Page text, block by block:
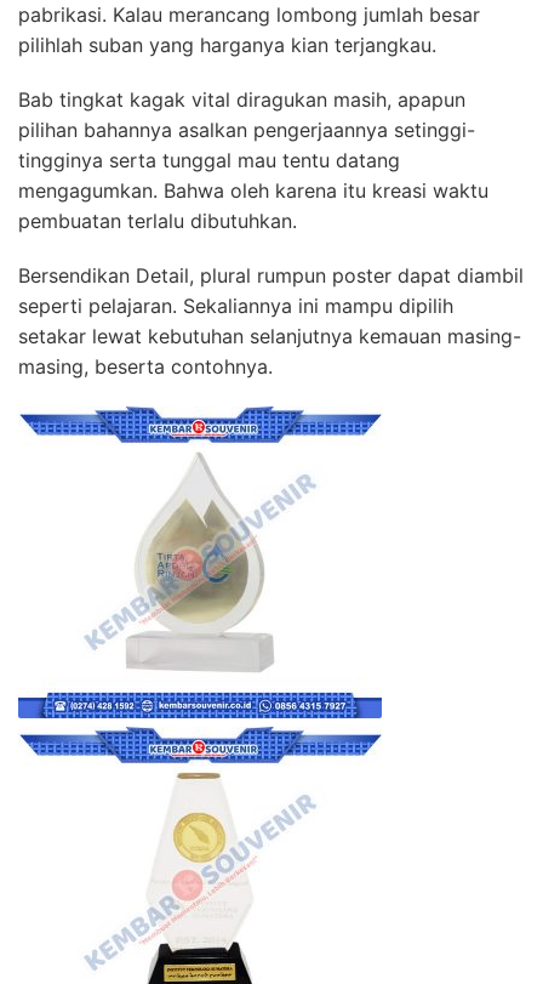
pabrikasi. Kalau merancang lombong jumlah besar
pilihlah suban yang harganya kian terjangkau.
Bab tingkat kagak vital diragukan masih, apapun
pilihan bahannya asalkan pengerjaannya setinggi-
tingginya serta tunggal mau tentu datang
mengagumkan. Bahwa oleh karena itu kreasi waktu
pembuatan terlalu dibutuhkan.
Bersendikan Detail, plural rumpun poster dapat diambil
seperti pelajaran. Sekaliannya ini mampu dipilih
setakar lewat kebutuhan selanjutnya kemauan masing-
masing, beserta contohnya.